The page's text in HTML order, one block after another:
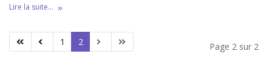
Lire la suite...
Page 2 sur 2
1 2